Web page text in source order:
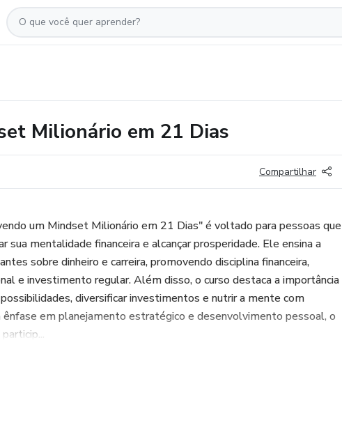
Milionário em 21 Dias
Compartilhar
um Mindset Milionário em 21 Dias" é voltado para pessoas que
sua mentalidade financeira e alcançar prosperidade. Ele ensina a
sobre dinheiro e carreira, promovendo disciplina financeira,
e investimento regular. Além disso, o curso destaca a importância
diversificar investimentos e nutrir a mente com
ênfase em planejamento estratégico e desenvolvimento pessoal, o